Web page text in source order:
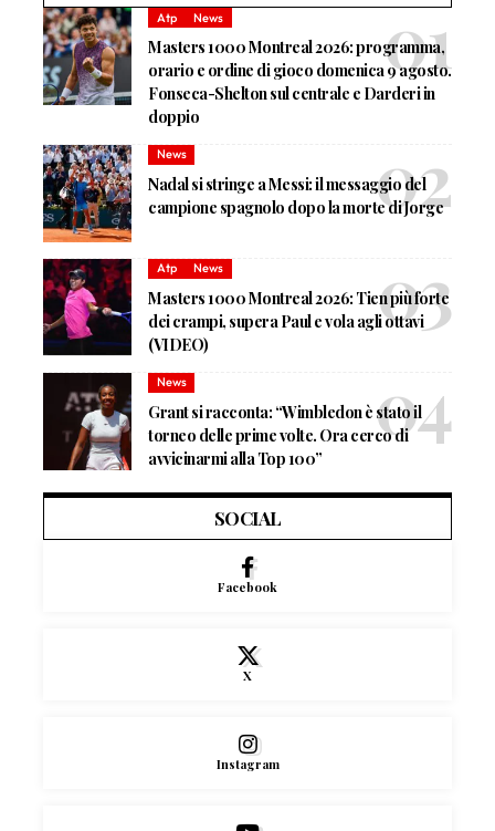
Atp News
Masters 1000 Montreal 2026: programma,
orario e ordine di gioco domenica 9 agosto.
Fonseca-Shelton sul centrale e Darderi in
doppio
News
Nadal si stringe a Messi: il messaggio del
campione spagnolo dopo la morte di Jorge
Atp News
Masters 1000 Montreal 2026: Tien più forte
dei crampi, supera Paul e vola agli ottavi
(VIDEO)
News
Grant si racconta: “Wimbledon è stato il
torneo delle prime volte. Ora cerco di
avvicinarmi alla Top 100”
SOCIAL
Facebook
X
Instagram